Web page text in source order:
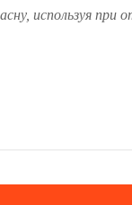
используя при